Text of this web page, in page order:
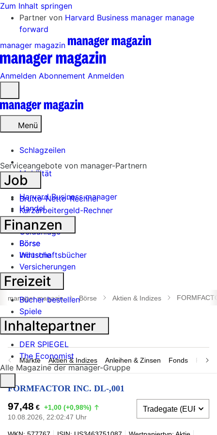
Zum Inhalt springen
Partner von Harvard Business manager manage
forward
manager magazin
Anmelden Abonnement Anmelden
öffnen
Menü
Schlagzeilen
Mobilität
Tech
Harvard Business manager
Handel
Banken
Geldanlage
Börse
Industrie
Suche
öffnen
manager magazin Börse Aktien & Indizes
Märkte Aktien & Indizes Anleihen & Zinsen Fonds
FORMFACTOR INC. DL-,001
97,48 € +1,00 (+0,98%)
10.08.2026, 22:02:47 Uhr
Serviceangebote von manager-Partnern
Job
Brutto-Netto-Rechner
Kurzarbeitergeld-Rechner
Finanzen
Börse
Wirtschaftsbücher
Versicherungen
Freizeit
Bücher bestellen
Spiele
Inhaltepartner
DER SPIEGEL
The Economist
Alle Magazine der manager-Gruppe